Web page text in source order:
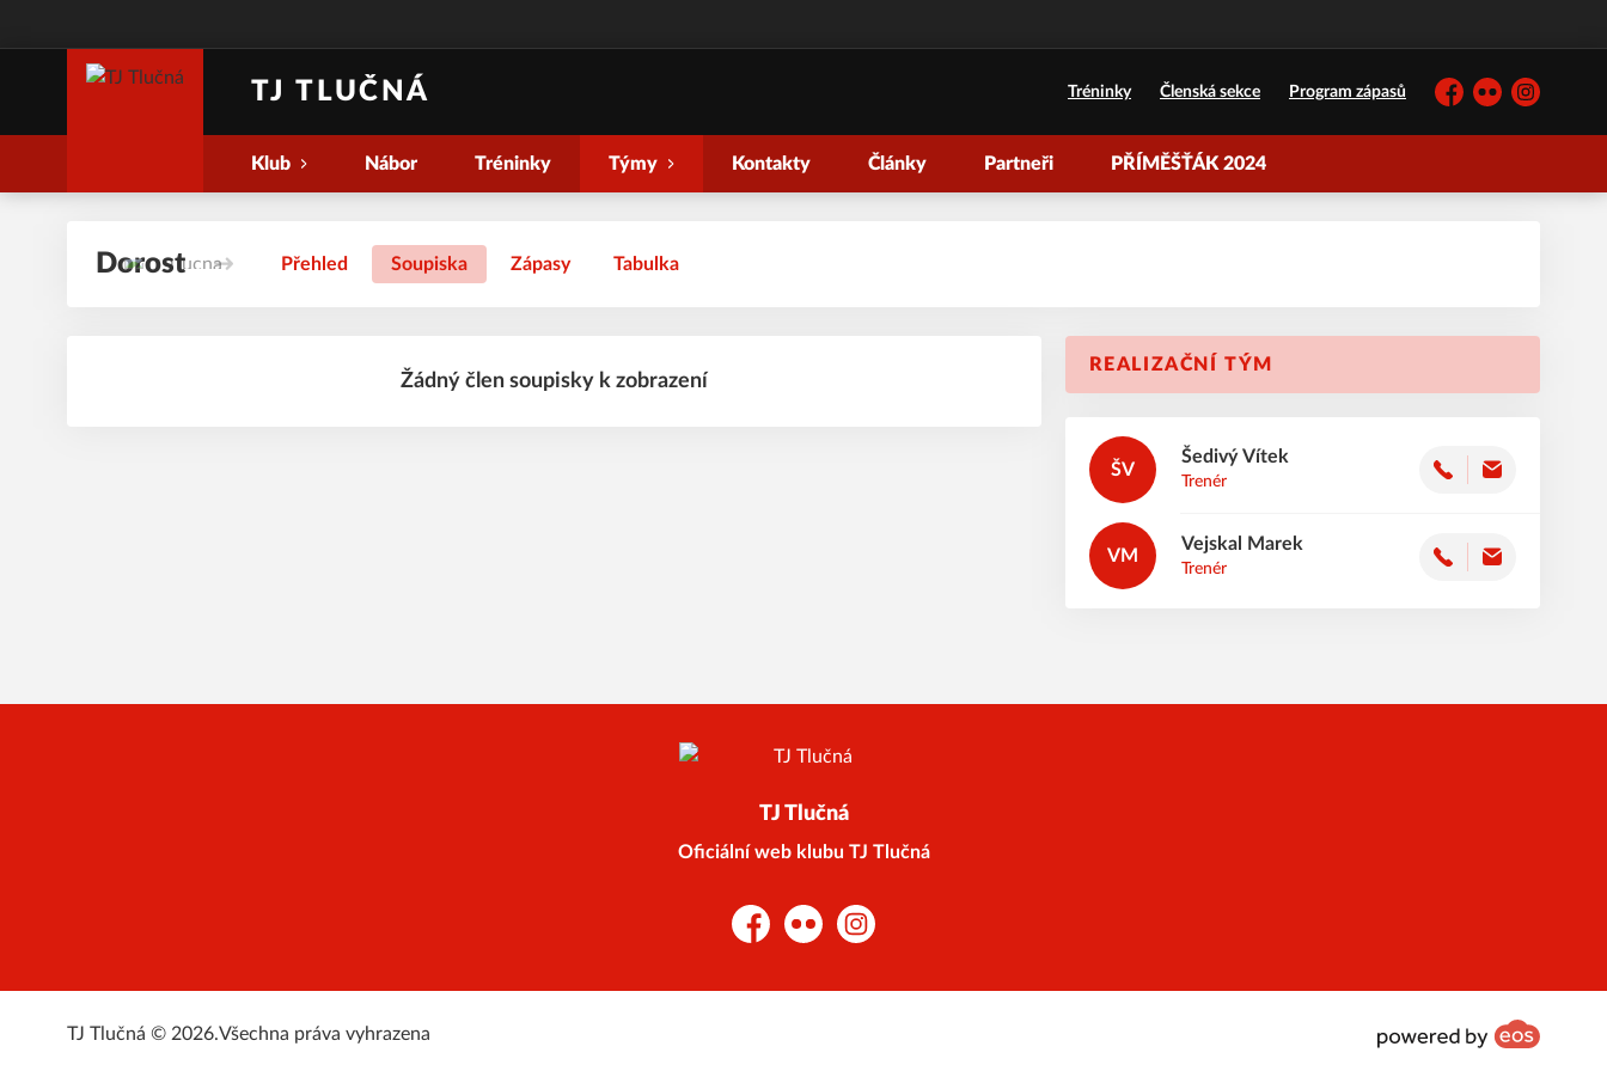
TJ TLUČNÁ Tréninky Členská sekce Program zápasů
Facebook
FlickrInstagram
Klub Nábor Tréninky Týmy Kontakty Články Partneři PŘÍMĚŠŤÁK 2024
Dorost Přehled Soupiska Zápasy Tabulka
REALIZAČNÍ TÝM
ŠV
Vítek
Šedivý
Trenér
VM
Marek
Vejskal
Trenér
Žádný člen soupisky k zobrazení
TJ Tlučná
Oficiální web klubu TJ Tlučná
FacebookFlickr Instagram
TJ Tlučná © 2026.Všechna práva vyhrazena